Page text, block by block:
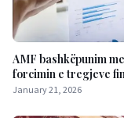
AMF bashkëpunim
forcimin e tregjeve
January 21, 2026